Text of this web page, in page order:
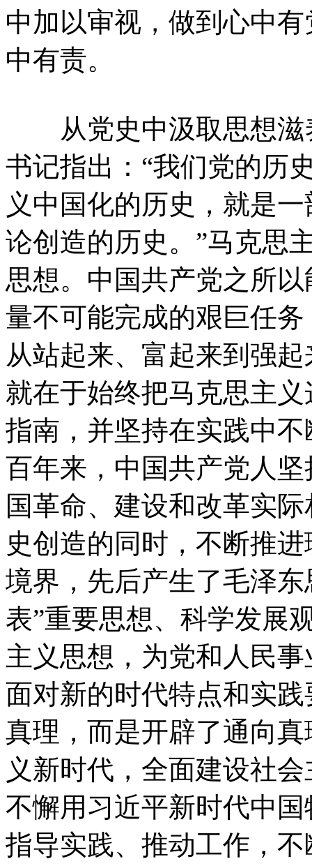
中加以审视，做到心中
中有责。
从党史中汲取思想滋
书记指出：“我们党的历
义中国化的历史，就是
论创造的历史。”马克思
思想。中国共产党之所
量不可能完成的艰巨任
从站起来、富起来到强
就在于始终把马克思主
指南，并坚持在实践中
百年来，中国共产党人
国革命、建设和改革实
史创造的同时，不断推
境界，先后产生了毛泽
表”重要思想、科学发展
主义思想，为党和人民
面对新的时代特点和实
真理，而是开辟了通向
义新时代，全面建设社
不懈用习近平新时代中
指导实践、推动工作，